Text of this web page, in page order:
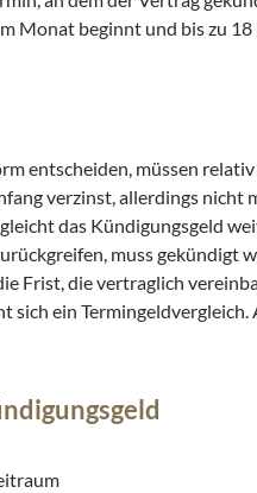
Monat beginnt und bis zu
entscheiden, müssen
verzinst, allerdings nicht
das Kündigungsgeld
muss gekündigt
Frist, die vertraglich
ein